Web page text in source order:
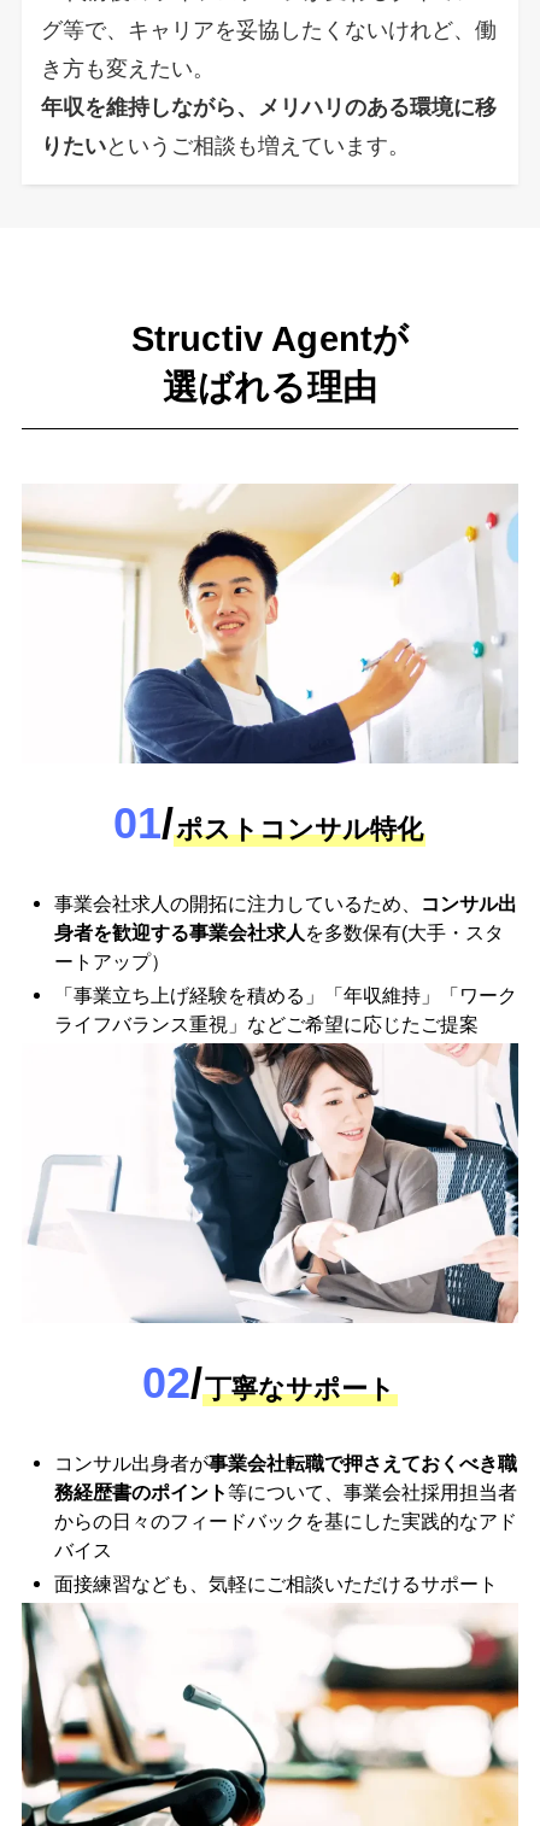
グ等で、キャリアを妥協したくないけれど、働
き方も変えたい。
年収を維持しながら、メリハリのある環境に移
りたいというご相談も増えています。
Structiv Agentが
選ばれる理由
01/ポストコンサル特化
事業会社求人の開拓に注力しているため、
コンサル出
身者を歓迎する事業会社求人 を多数保有(大手・スタ
ートアップ）
「事業立ち上げ経験を積める」「年収維持」「ワーク
ライフバランス重視」などご希望に応じたご提案
02/丁寧なサポート
コンサル出身者が事業会社転職で押さえておくべき職
務経歴書のポイント等について、事業会社採用担当者
からの日々のフィードバックを基にした実践的なアド
バイス
面接練習なども、気軽にご相談いただけるサポート